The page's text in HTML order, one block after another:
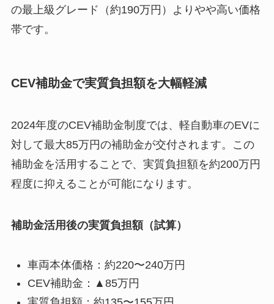
の最上級グレード（約190万円）よりやや高い価格
帯です。
CEV補助金で実質負担額を大幅軽減
2024年度のCEV補助金制度では、軽自動車のEVに
対して最大85万円の補助金が交付されます。この
補助金を活用することで、実質負担額を約200万円
程度に抑えることが可能になります。
補助金活用後の実質負担額（試算）
車両本体価格：約220〜240万円
CEV補助金：▲85万円